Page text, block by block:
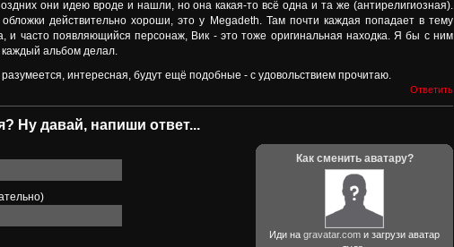
они идею вроде и нашли, но она какая-то всё одна и та же (антирелигиозная).
обложки действительно хороши, это у Megadeth. Там почти каждая попадает в тему
и часто появляющийся персонаж, Вик - это тоже оригинальная находка. Я бы с ним
альбом делал.
интересная, будут ещё подобные - с удовольствием прочитаю.
Ответить
Ну давай, напиши ответ...
Как сменить аватару?
Иди на gravatar.com и загрузи аватар